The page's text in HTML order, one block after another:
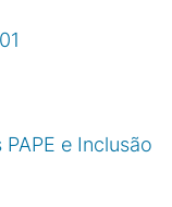
e Inclusão